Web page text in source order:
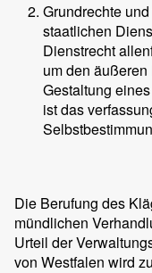
Grundrechte
staatlichen
Dienstrecht
um den
Gestaltung
ist das
Die Berufung des
mündlichen
Urteil der
von Westfalen wird